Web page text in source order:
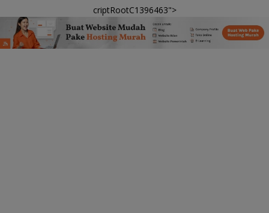
criptRootC1396463">